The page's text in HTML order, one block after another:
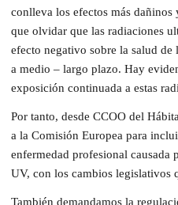
conlleva los efectos más
que olvidar que las radiaciones
efecto negativo sobre la salud de
a medio – largo plazo. Hay
exposición continuada a estas
Por tanto, desde CCOO del
a la Comisión Europea para
enfermedad profesional causada
UV, con los cambios legislativos
También demandamos la